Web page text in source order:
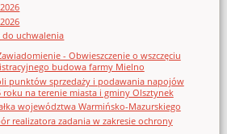
do uchwalenia
- Obwieszczenie o wszczęciu
budowa farmy Mielno
punktów sprzedaży i podawania napojów
na terenie miasta i gminy Olsztynek
województwa Warmińsko-Mazurskiego
realizatora zadania w zakresie ochrony